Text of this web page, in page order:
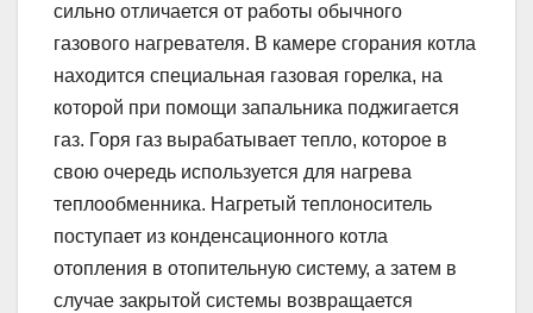
сильно отличается от работы обычного
газового нагревателя. В камере сгорания котла
находится специальная газовая горелка, на
которой при помощи запальника поджигается
газ. Горя газ вырабатывает тепло, которое в
свою очередь используется для нагрева
теплообменника. Нагретый теплоноситель
поступает из конденсационного котла
отопления в отопительную систему, а затем в
случае закрытой системы возвращается